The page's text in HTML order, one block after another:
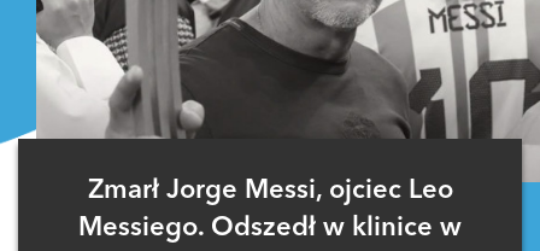
Zmarł Jorge Messi, ojciec Leo
Messiego. Odszedł w klinice w